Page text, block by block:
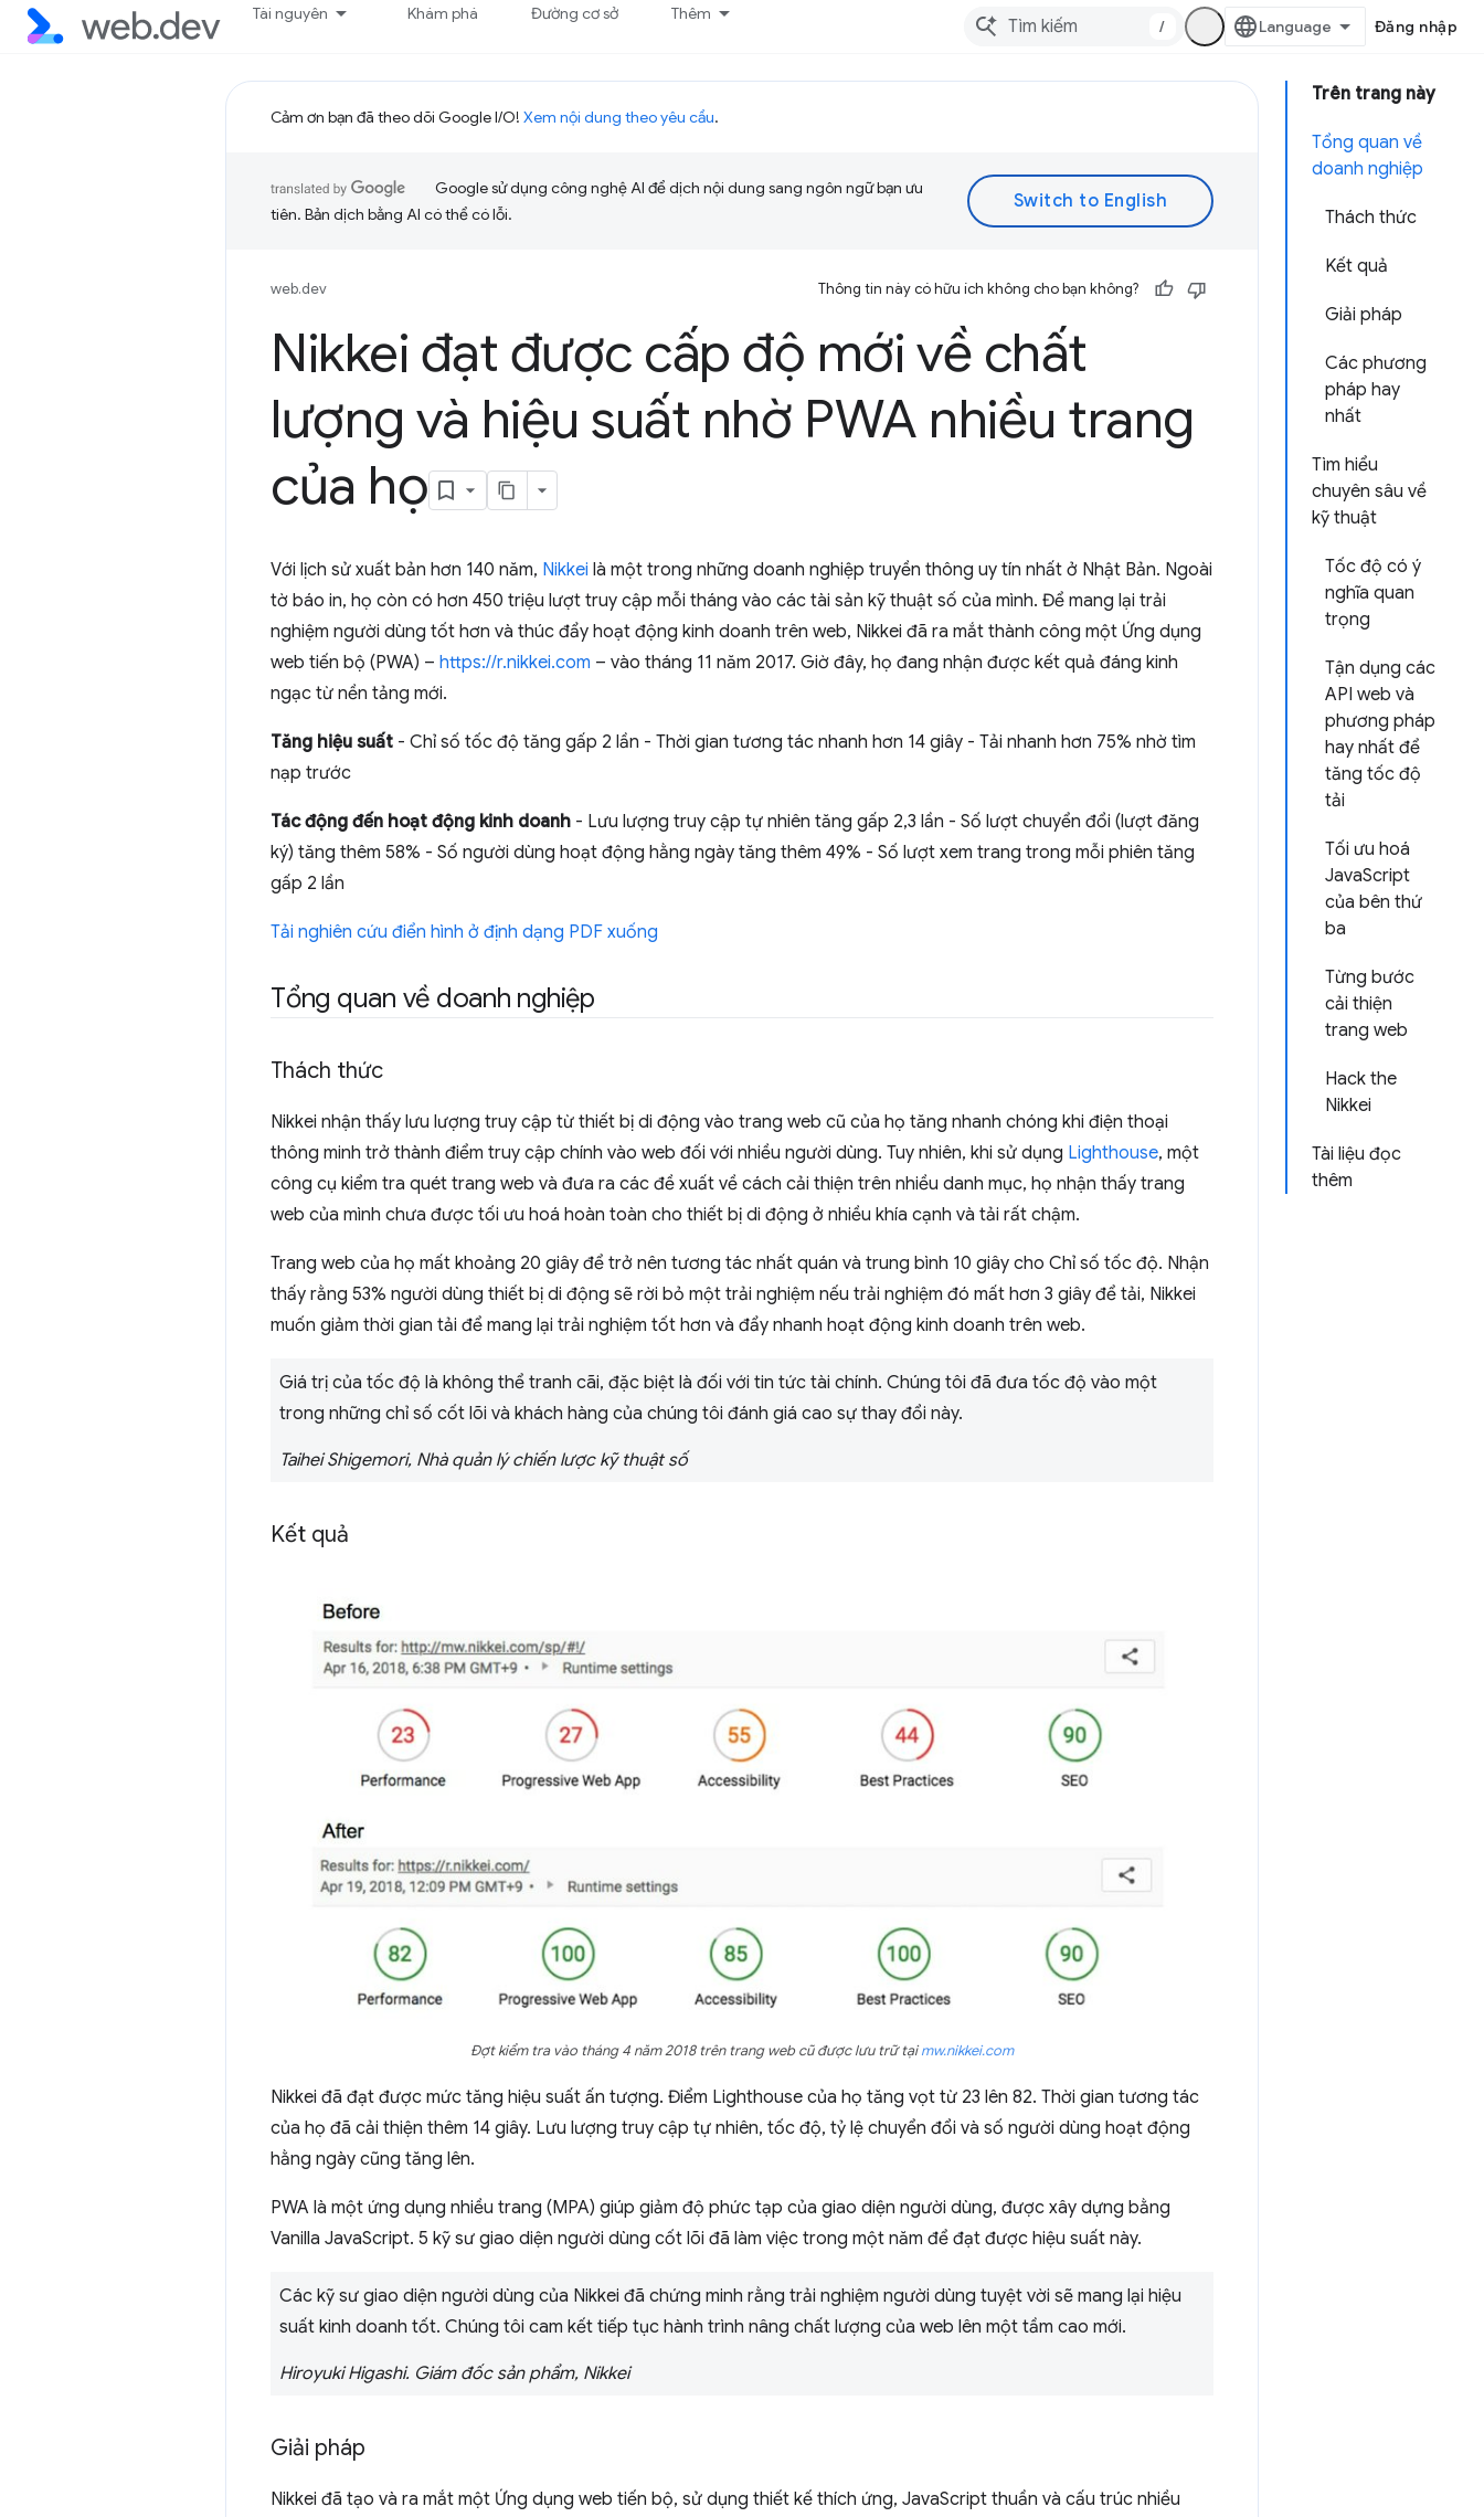
Tài nguyên Khám phá Đường cơ sở Thêm
/ Đăng nhập
Trên trang này
Tổng quan về
doanh nghiệp
Thách thức
Kết quả
Giải pháp
Các phương
pháp hay
nhất
Tìm hiểu
chuyên sâu về
kỹ thuật
Tốc độ có ý
nghĩa quan
trọng
Tận dụng các
API web và
phương pháp
hay nhất để
tăng tốc độ
tải
Tối ưu hoá
JavaScript
của bên thứ
ba
Từng bước
cải thiện
trang web
Hack the
Nikkei
Tài liệu đọc
thêm
Cảm ơn bạn đã theo dõi Google I/O! Xem nội dung theo yêu cầu.
Google sử dụng công nghệ AI để dịch nội dung sang ngôn ngữ bạn ưu
tiên. Bản dịch bằng AI có thể có lỗi.
web.dev Thông tin này có hữu ích không cho bạn không?
Nikkei đạt được cấp độ mới về chất
lượng và hiệu suất nhờ PWA nhiều trang
của họ
Với lịch sử xuất bản hơn 140 năm, Nikkei là một trong những doanh nghiệp truyền thông uy tín nhất ở Nhật Bản. Ngoài
tờ báo in, họ còn có hơn 450 triệu lượt truy cập mỗi tháng vào các tài sản kỹ thuật số của mình. Để mang lại trải
nghiệm người dùng tốt hơn và thúc đẩy hoạt động kinh doanh trên web, Nikkei đã ra mắt thành công một Ứng dụng
web tiến bộ (PWA) – https://r.nikkei.com – vào tháng 11 năm 2017. Giờ đây, họ đang nhận được kết quả đáng kinh
ngạc từ nền tảng mới.
Tăng hiệu suất - Chỉ số tốc độ tăng gấp 2 lần - Thời gian tương tác nhanh hơn 14 giây - Tải nhanh hơn 75% nhờ tìm
nạp trước
Tác động đến hoạt động kinh doanh - Lưu lượng truy cập tự nhiên tăng gấp 2,3 lần - Số lượt chuyển đổi (lượt đăng
ký) tăng thêm 58% - Số người dùng hoạt động hằng ngày tăng thêm 49% - Số lượt xem trang trong mỗi phiên tăng
gấp 2 lần
Tải nghiên cứu điển hình ở định dạng PDF xuống
Tổng quan về doanh nghiệp
Thách thức
Nikkei nhận thấy lưu lượng truy cập từ thiết bị di động vào trang web cũ của họ tăng nhanh chóng khi điện thoại
thông minh trở thành điểm truy cập chính vào web đối với nhiều người dùng. Tuy nhiên, khi sử dụng Lighthouse, một
công cụ kiểm tra quét trang web và đưa ra các đề xuất về cách cải thiện trên nhiều danh mục, họ nhận thấy trang
web của mình chưa được tối ưu hoá hoàn toàn cho thiết bị di động ở nhiều khía cạnh và tải rất chậm.
Trang web của họ mất khoảng 20 giây để trở nên tương tác nhất quán và trung bình 10 giây cho Chỉ số tốc độ. Nhận
thấy rằng 53% người dùng thiết bị di động sẽ rời bỏ một trải nghiệm nếu trải nghiệm đó mất hơn 3 giây để tải, Nikkei
muốn giảm thời gian tải để mang lại trải nghiệm tốt hơn và đẩy nhanh hoạt động kinh doanh trên web.
Giá trị của tốc độ là không thể tranh cãi, đặc biệt là đối với tin tức tài chính. Chúng tôi đã đưa tốc độ vào một
trong những chỉ số cốt lõi và khách hàng của chúng tôi đánh giá cao sự thay đổi này.
Taihei Shigemori, Nhà quản lý chiến lược kỹ thuật số
Kết quả
Đợt kiểm tra vào tháng 4 năm 2018 trên trang web cũ được lưu trữ tạimw.nikkei.com
Nikkei đã đạt được mức tăng hiệu suất ấn tượng. Điểm Lighthouse của họ tăng vọt từ 23 lên 82. Thời gian tương tác
của họ đã cải thiện thêm 14 giây. Lưu lượng truy cập tự nhiên, tốc độ, tỷ lệ chuyển đổi và số người dùng hoạt động
hằng ngày cũng tăng lên.
PWA là một ứng dụng nhiều trang (MPA) giúp giảm độ phức tạp của giao diện người dùng, được xây dựng bằng
Vanilla JavaScript. 5 kỹ sư giao diện người dùng cốt lõi đã làm việc trong một năm để đạt được hiệu suất này.
Các kỹ sư giao diện người dùng của Nikkei đã chứng minh rằng trải nghiệm người dùng tuyệt vời sẽ mang lại hiệu
suất kinh doanh tốt. Chúng tôi cam kết tiếp tục hành trình nâng chất lượng của web lên một tầm cao mới.
Hiroyuki Higashi. Giám đốc sản phẩm, Nikkei
Giải pháp
Nikkei đã tạo và ra mắt một Ứng dụng web tiến bộ, sử dụng thiết kế thích ứng, JavaScript thuần và cấu trúc nhiều